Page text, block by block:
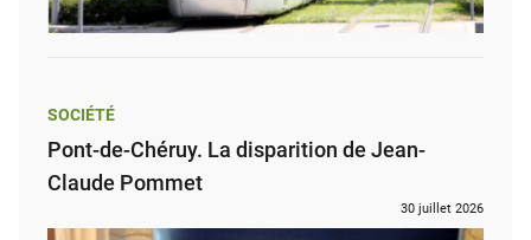
SOCIÉTÉ
Pont-de-Chéruy. La disparition de Jean-
Claude Pommet
30 juillet 2026